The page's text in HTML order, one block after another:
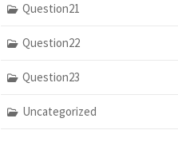
Question21
Question22
Question23
Uncategorized